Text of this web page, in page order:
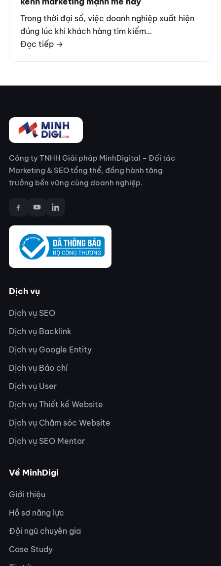
Trong thời đại số, việc doanh nghiệp xuất hiện
đúng lúc khi khách hàng tìm kiếm…
Đọc tiếp →
Công ty TNHH Giải pháp MinhDigital – Đối tác
Marketing & SEO tổng thể, đồng hành tăng
trưởng bền vững cùng doanh nghiệp.
Dịch vụ
Dịch vụ SEO
Dịch vụ Backlink
Dịch vụ Google Entity
Dịch vụ Báo chí
Dịch vụ User
Dịch vụ Thiết kế Website
Dịch vụ Chăm sóc Website
Dịch vụ SEO Mentor
Về MinhDigi
Giới thiệu
Hồ sơ năng lực
Đội ngũ chuyên gia
Case Study